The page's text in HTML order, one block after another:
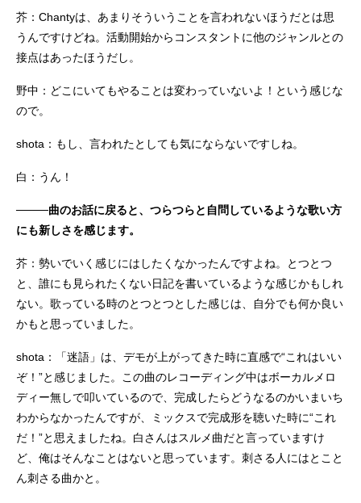
芥：Chantyは、あまりそういうことを言われないほうだとは思
うんですけどね。活動開始からコンスタントに他のジャンルとの
接点はあったほうだし。
野中：どこにいてもやることは変わっていないよ！という感じな
ので。
shota：もし、言われたとしても気にならないですしね。
白：うん！
────曲のお話に戻ると、つらつらと自問しているような歌い方
にも新しさを感じます。
芥：勢いでいく感じにはしたくなかったんですよね。とつとつ
と、誰にも見られたくない日記を書いているような感じかもしれ
ない。歌っている時のとつとつとした感じは、自分でも何か良い
かもと思っていました。
shota：「迷語」は、デモが上がってきた時に直感で“これはいい
ぞ！”と感じました。この曲のレコーディング中はボーカルメロ
ディー無しで叩いているので、完成したらどうなるのかいまいち
わからなかったんですが、ミックスで完成形を聴いた時に“これ
だ！”と思えましたね。白さんはスルメ曲だと言っていますけ
ど、俺はそんなことはないと思っています。刺さる人にはとこと
ん刺さる曲かと。